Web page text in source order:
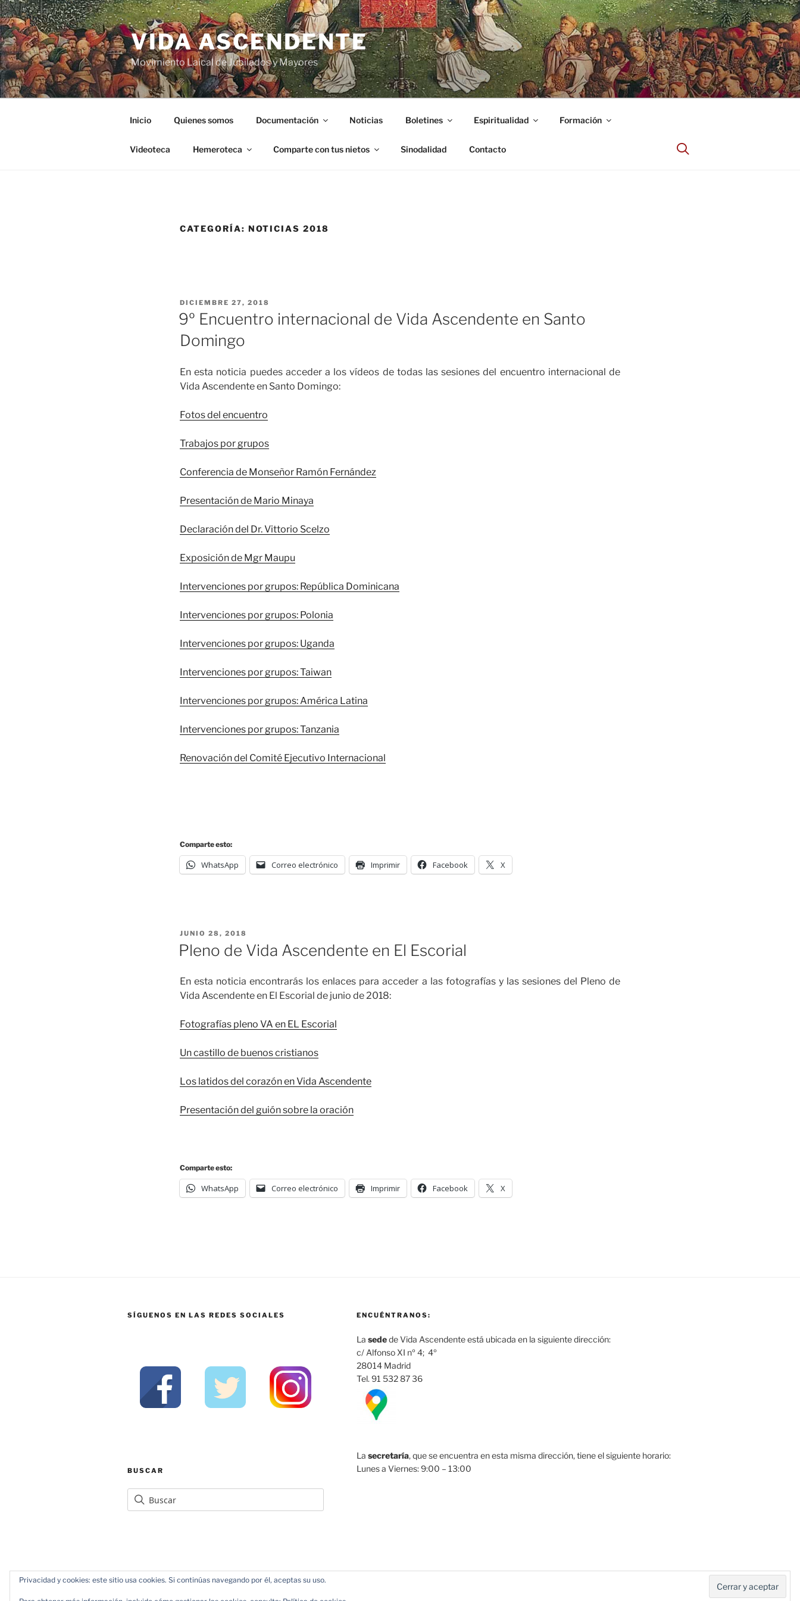
VIDA ASCENDENTE
Movimiento Laical de Jubilados y Mayores
Inicio Quienes somos Documentación Noticias Boletines Espiritualidad Formación
Videoteca Hemeroteca Comparte con tus nietos Sinodalidad Contacto
CATEGORÍA: NOTICIAS 2018
DICIEMBRE 27, 2018
9º Encuentro internacional de Vida Ascendente en Santo
Domingo
En esta noticia puedes acceder a los vídeos de todas las sesiones del encuentro internacional de
Vida Ascendente en Santo Domingo:
Fotos del encuentro
Trabajos por grupos
Conferencia de Monseñor Ramón Fernández
Presentación de Mario Minaya
Declaración del Dr. Vittorio Scelzo
Exposición de Mgr Maupu
Intervenciones por grupos: República Dominicana
Intervenciones por grupos: Polonia
Intervenciones por grupos: Uganda
Intervenciones por grupos: Taiwan
Intervenciones por grupos: América Latina
Intervenciones por grupos: Tanzania
Renovación del Comité Ejecutivo Internacional
Comparte esto:
WhatsApp Correo electrónico Imprimir Facebook X
JUNIO 28, 2018
Pleno de Vida Ascendente en El Escorial
En esta noticia encontrarás los enlaces para acceder a las fotografías y las sesiones del Pleno de
Vida Ascendente en El Escorial de junio de 2018:
Fotografías pleno VA en EL Escorial
Un castillo de buenos cristianos
Los latidos del corazón en Vida Ascendente
Presentación del guión sobre la oración
Comparte esto:
WhatsApp Correo electrónico Imprimir Facebook X
SÍGUENOS EN LAS REDES SOCIALES
BUSCAR
ENCUÉNTRANOS:
La sedede Vida Ascendente está ubicada en la siguiente dirección:
c/ Alfonso XI nº 4; 4º
28014 Madrid
Tel. 91 532 87 36
La secretaría, que se encuentra en esta misma dirección, tiene el siguiente horario:
Lunes a Viernes: 9:00 – 13:00
Privacidad y cookies: este sitio usa cookies. Si continúas navegando por él, aceptas su uso.